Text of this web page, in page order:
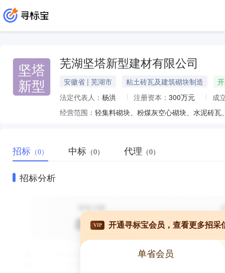
坚塔
新型
芜湖坚塔新型建材有限公司
安徽省 | 芜湖市 粘土砖瓦及建筑砌块制造
法定代表人： 杨洪 注册资本： 300万元
成
经营范围： 轻集料砌块、粉煤灰空心砌块、水泥砖
招标 （0） 中标 （0） 代理 （0）
招标分析
VIP 开通寻标宝会员，查看更多招采
单省会员